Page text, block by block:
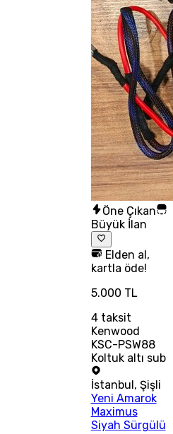
Öne Çıkan
Büyük İlan
Elden al,
kartla öde!
5.000 TL
4taksit
Kenwood
KSC-PSW88
Koltuk altı sub
İstanbul, Şişli
Yeni Amarok
Maximus
Siyah Sürgülü